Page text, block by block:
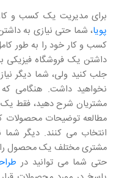
برای مدیریت یک کسب و کار
پویا، شما حتی نیازی به
کسب و کار خود را به طور
داشتن یک فروشگاه فیزیکی
جلب کنید ولی، شما دیگر
نخواهید داشت. هنگامی
مشتریان شرح دهید، فقط یک
مطالعه توضیحات محصولات
انتخاب می کنند. دیگر شما
مشتری مختلف یک محصول را
حتی شما می توانید در